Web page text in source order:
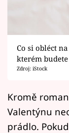
Filmový
Mámy sobě
Co si obléct
kterém
Zdroj: iStock
Kromě
Valentýnu
prádlo.